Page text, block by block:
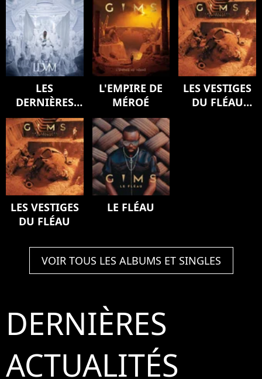
LES
DERNIÈRES
VOLONTÉS DE
MOZART
(SYMPHONY)
L'EMPIRE DE
MÉROÉ
LES VESTIGES
DU FLÉAU
LES VESTIGES
DU FLÉAU
LE FLÉAU
VOIR TOUS LES ALBUMS ET SINGLES
DERNIÈRES
ACTUALITÉS